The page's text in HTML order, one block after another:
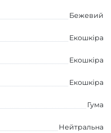
Бежевий
Екошкіра
Екошкіра
Екошкіра
Гума
Нейтральна